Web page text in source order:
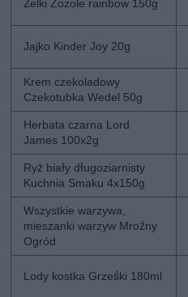
Żelki Zozole rainbow 150g
Jajko Kinder Joy 20g
Krem czekoladowy
Czekotubka Wedel 50g
Herbata czarna Lord
James 100x2g
Ryż biały długoziarnisty
Kuchnia Smaku 4x150g
Wszystkie warzywa,
mieszanki warzyw Mroźny
Ogród
Lody kostka Grześki 180ml